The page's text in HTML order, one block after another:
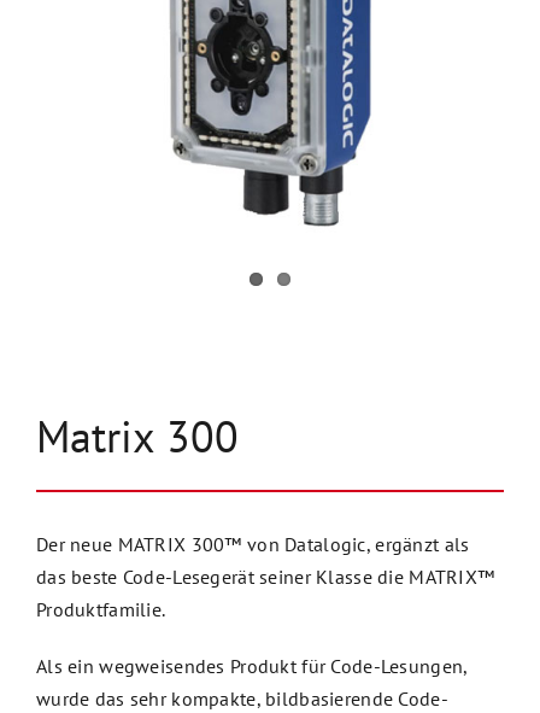
Matrix 300
Der neue MATRIX 300™ von Datalogic, ergänzt als
das beste Code-Lesegerät seiner Klasse die MATRIX™
Produktfamilie.
Als ein wegweisendes Produkt für Code-Lesungen,
wurde das sehr kompakte, bildbasierende Code-